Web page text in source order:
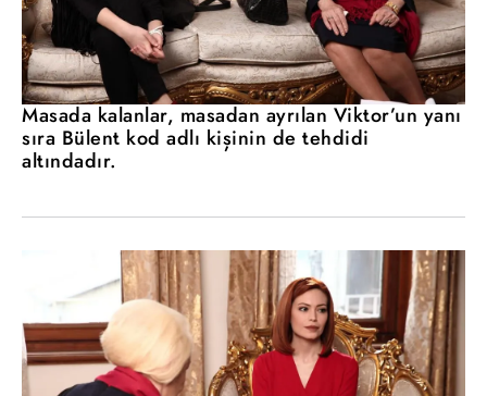
Masada kalanlar, masadan ayrılan Viktor’un yanı
sıra Bülent kod adlı kişinin de tehdidi
altındadır.